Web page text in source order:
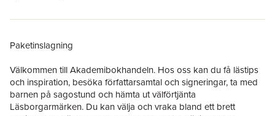
Paketinslagning
Välkommen till Akademibokhandeln. Hos oss kan du få lästips
och inspiration, besöka författarsamtal och signeringar, ta med
barnen på sagostund och hämta ut välförtjänta
Läsborgarmärken. Du kan välja och vraka bland ett brett